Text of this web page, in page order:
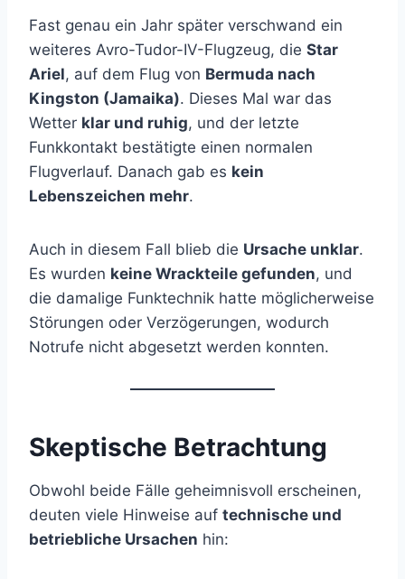
Fast genau ein Jahr später verschwand ein
weiteres Avro-Tudor-IV-Flugzeug, die Star
Ariel, auf dem Flug von Bermuda nach
Kingston (Jamaika). Dieses Mal war das
Wetter klar und ruhig, und der letzte
Funkkontakt bestätigte einen normalen
Flugverlauf. Danach gab es kein
Lebenszeichen mehr.
Auch in diesem Fall blieb die Ursache unklar.
Es wurden keine Wrackteile gefunden, und
die damalige Funktechnik hatte möglicherweise
Störungen oder Verzögerungen, wodurch
Notrufe nicht abgesetzt werden konnten.
Skeptische Betrachtung
Obwohl beide Fälle geheimnisvoll erscheinen,
deuten viele Hinweise auf technische und
betriebliche Ursachen hin: